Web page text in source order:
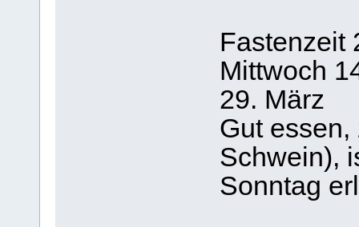
Fastenzeit
Mittwoch
29. März
Gut
Schwein),
Sonntag